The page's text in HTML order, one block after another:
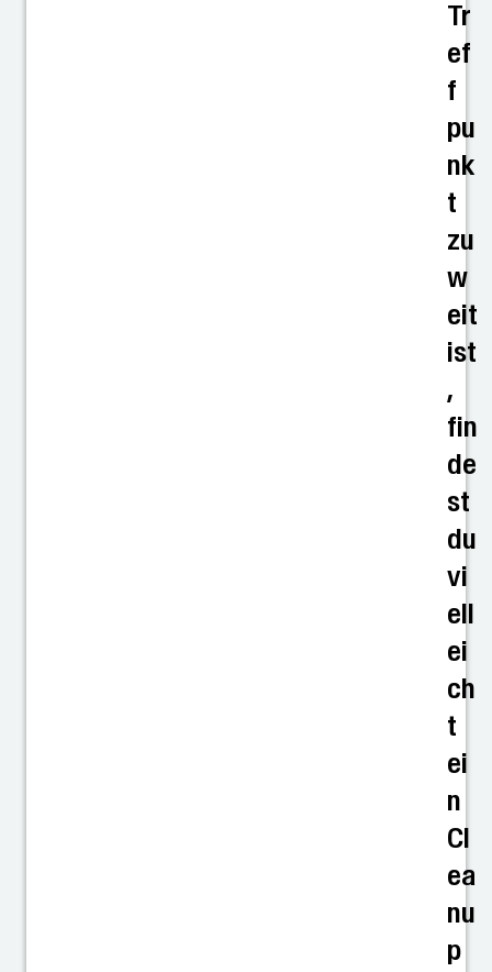
Tr
ef
f
pu
nk
t
zu
w
eit
ist
,
fin
de
st
du
vi
ell
ei
ch
t
ei
n
Cl
ea
nu
p